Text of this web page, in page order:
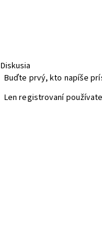
Diskusia
Buďte prvý, kto napíše
Len registrovaní